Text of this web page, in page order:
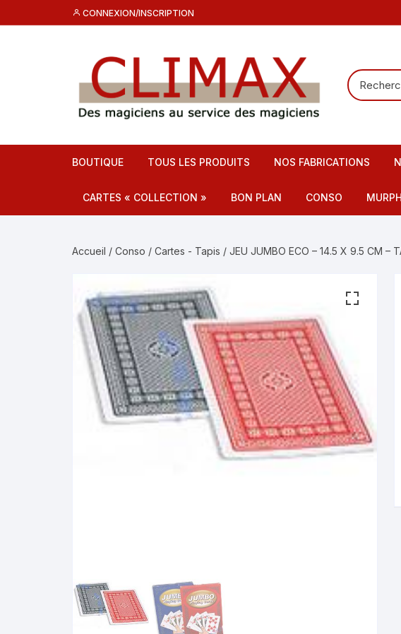
au
CONNEXION/INSCRIPTION
BOUTIQUE TOUS LES PRODUITS NOS FABRICATIONS
CARTES « COLLECTION » BON PLAN CONSO
Cire – FI – Fils –
Neige – Rubans –
Ballons
Aimants
Roughing – Produits
Accueil / Conso / Cartes - Tapis / JEU JUMBO ECO – 14.5 X 9.5 CM –